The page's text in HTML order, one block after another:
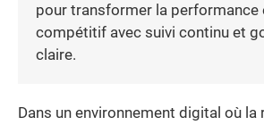
pour transformer la performance
compétitif avec suivi continu et
claire.
Dans un environnement digital où la